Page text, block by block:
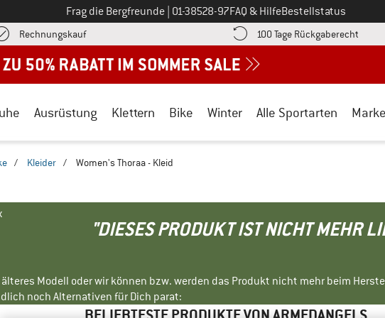
Frag die Bergfreunde Ruf uns an unter
01-38528-97FAQ & HilfeBestellstatus
RechnungskaufFinde die Zahlungs-Infos hier! Öffnet sich in einer Infobox
100 Tage Rückgaberecht
Ausrüstung Klettern Bike Winter Alle Sportarten
/ Kleider / Women's Thoraa - Kleid
"DIESES PRODUKT IST NICHT MEHR
Modell oder wir können bzw. werden das Produkt nicht mehr beim
noch Alternativen für Dich parat: